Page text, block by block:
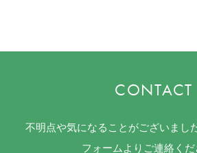
CONTACT
不明点や気になることがございまし
フォームよりご連絡くだ